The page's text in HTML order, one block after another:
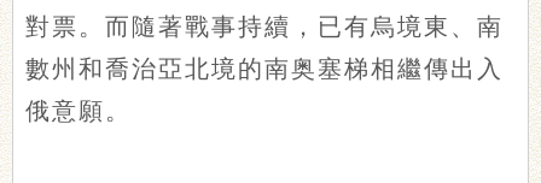
對票。而隨著戰事持續，已有烏境東、南
數州和喬治亞北境的南奥塞梯相繼傳出入
俄意願。